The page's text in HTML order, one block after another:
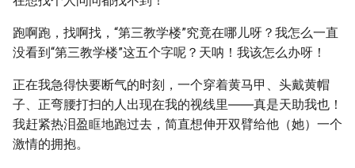
跑啊跑，找啊找，“第三教学楼”究竟在哪儿呀？我怎么一直
没看到“第三教学楼”这五个字呢？天呐！我该怎么办呀！
正在我急得快要断气的时刻，一个穿着黄马甲、头戴黄帽
子、正弯腰打扫的人出现在我的视线里――真是天助我也！
我赶紧热泪盈眶地跑过去，简直想伸开双臂给他（她）一个
激情的拥抱。